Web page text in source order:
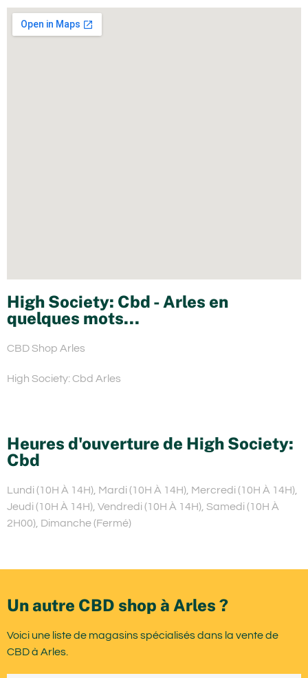
High Society: Cbd - Arles en
quelques mots...
CBD Shop Arles
High Society: Cbd Arles
Heures d'ouverture de High Society:
Cbd
Lundi (10H À 14H), Mardi (10H À 14H), Mercredi (10H À 14H),
Jeudi (10H À 14H), Vendredi (10H À 14H), Samedi (10H À
2H00), Dimanche (Fermé)
Un autre CBD shop à Arles ?
Voici une liste de magasins spécialisés dans la vente de
CBD à Arles.